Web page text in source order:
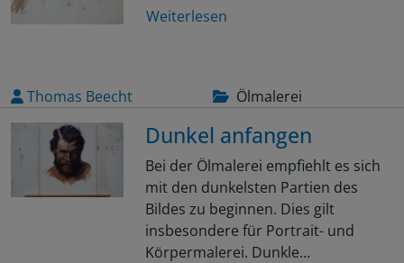
Weiterlesen
Thomas Beecht Ölmalerei
Dunkel anfangen
Bei der Ölmalerei empfiehlt es sich
mit den dunkelsten Partien des
Bildes zu beginnen. Dies gilt
insbesondere für Portrait- und
Körpermalerei. Dunkle…